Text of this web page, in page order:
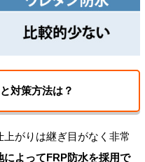
対策方法は？
がりは継ぎ目がなく非常
によってFRP防水を採用で